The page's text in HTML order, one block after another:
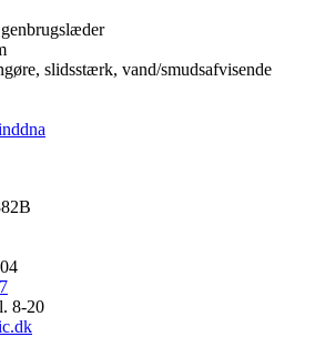
slidsstærk, vand/smudsafvisende
8-20